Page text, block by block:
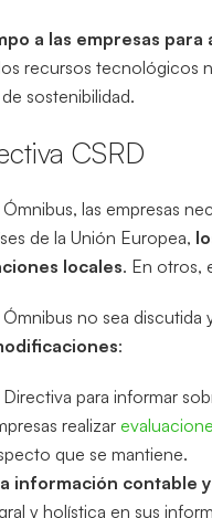
a las empresas para
recursos tecnológicos
sostenibilidad.
CSRD
las empresas
de la Unión Europea,
locales. En otros,
no sea
:
para informar
realizar
que se mantiene.
información contable
y holística en sus